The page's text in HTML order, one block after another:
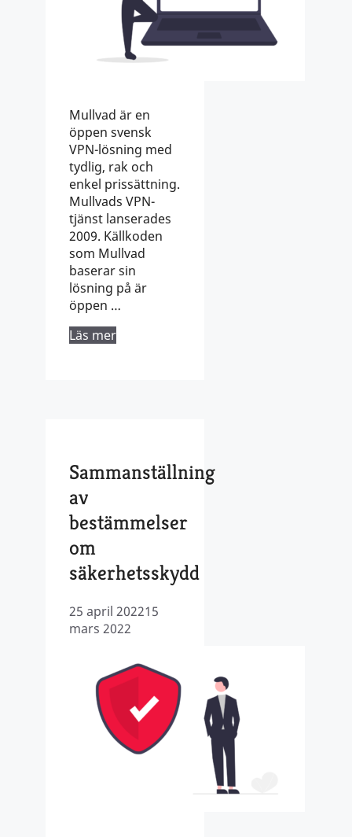
Mullvad är en
öppen svensk
VPN-lösning med
tydlig, rak och
enkel prissättning.
Mullvads VPN-
tjänst lanserades
2009. Källkoden
som Mullvad
baserar sin
lösning på är
öppen …
Läs mer
Sammanställning
av
bestämmelser
om
säkerhetsskydd
25 april 202215
mars 2022